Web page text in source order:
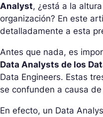
Analyst, ¿está a la
organización? En este
detalladamente a esta
Antes que nada, es
Data Analysts de los
Data Engineers. Estas
se confunden a causa
En efecto, un Data